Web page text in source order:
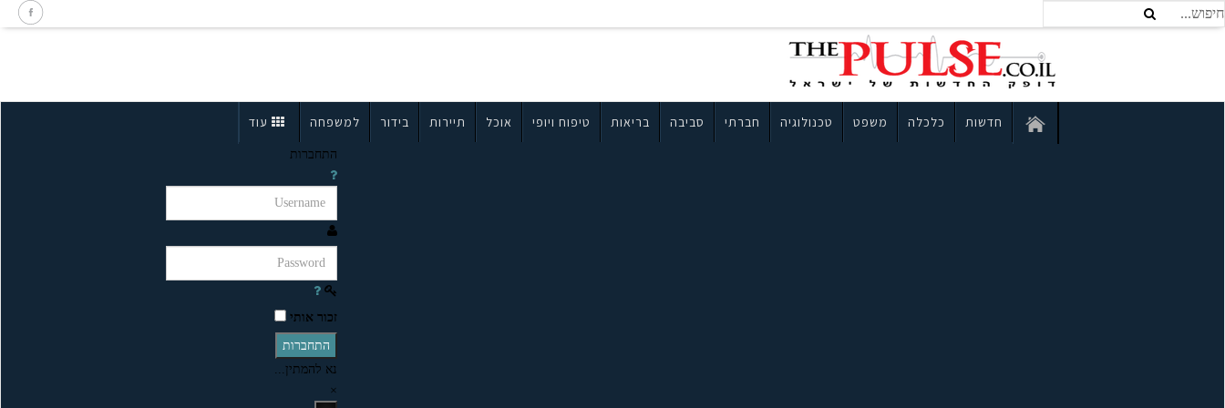
חדשות כלכלה משפט טכנולוגיה חברתי סביבה בריאות טיפוח ויופי אוכל תיירות בידור למשפחה עוד
התחברות
זכור אותי
התחברות
נא להמתין...
×